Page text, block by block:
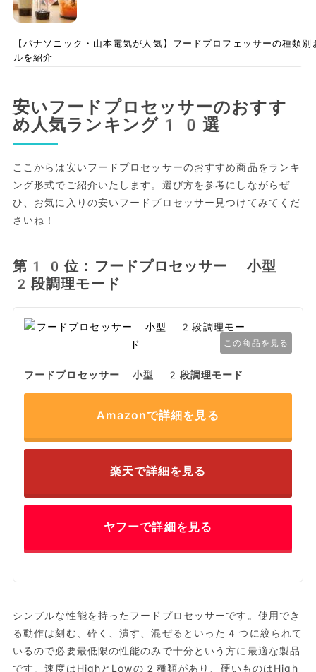
【パナソニック・山本電気が人気】フードプロフェッサーの種類
ルを紹介
安いフードプロセッサーのおすす
め人気ランキング10選
ここからは安いフードプロセッサーのおすすめ商品をランキ
ング形式でご紹介いたします。選び方を参考にしながらぜ
ひ、お気に入りの安いフードプロセッサー見つけてみてくだ
さいね！
第10位：フードプロセッサー 小型
2段調理モード
この商品を見る
フードプロセッサー 小型 2段調理モード
Amazonで詳細を見る
楽天で詳細を見る
ヤフーで詳細を見る
シンプルな性能を持ったフードプロセッサーです。使用でき
る動作は刻む、砕く、潰す、混ぜるといった4つに絞られて
いるので必要最低限の性能のみで十分という方に最適な製品
です。速度はHighとLowの2種類があり、硬いものはHigh